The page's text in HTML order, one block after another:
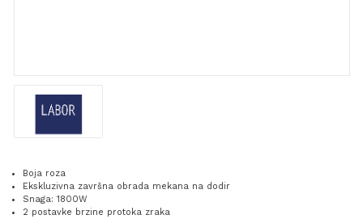
Boja roza
Ekskluzivna završna obrada mekana na dodir
Snaga: 1800W
2 postavke brzine protoka zraka